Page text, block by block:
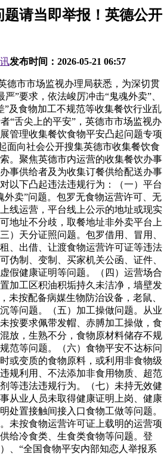
请当即举报！英德公开
发布时间： 2026-05-21 06:57
市市场监视办理局获悉，为深切贯
”要求，依法峻厉冲击“鬼魂外卖”、
”及食物加工不规范等收集餐饮行业乱
“舌尖上的平安”，英德市市场监视办
管理收集餐饮食物平安凸起问题专项
面向社会公开搜集英德市收集餐饮食
。聚焦英德市内运营的收集餐饮办事
事供给者及为收集订餐供给配送办事
以下凸起违法违规行为：（一）平台
外卖”问题。包罗无食物运营许可、无
线运营，平台线上公示的地址或现实
地址不分歧，取餐地址非外卖平台上
）天分证照问题。包罗借用、冒用、
、出借、让渡食物运营许可证等违法
伪制、变制、买家机关公函、证件、
假健康证明等问题。（四）运营场合
加工区积油积垢持久未洁净，墙壁发
未按配备病媒生物防治设备，老鼠、
等问题。（五）加工操做问题。从业
按要求佩带发帽、赤膊加工操做，食
放，生熟不分，食物原材料储存不规
范等问题。（六）食物平安不达标问
或变质的食物原料，或利用非食物级
规利用、不法添加非食用物质、超范
等违法违规行为。（七）未持无效健
从业人员未取得健康证明上岗、健康
处置接触间接入口食物工做等问题。
未按食物运营许可证上载明的运营项
给冷食类、生食类食物等问题。登
、“全国食物平安内部知恋人举报系